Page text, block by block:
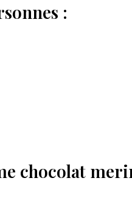
:
chocolat